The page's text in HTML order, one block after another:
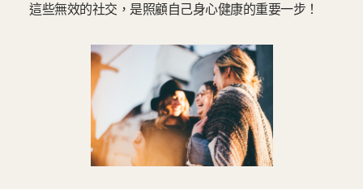
這些無效的社交，是照顧自己身心健康的重要一步！